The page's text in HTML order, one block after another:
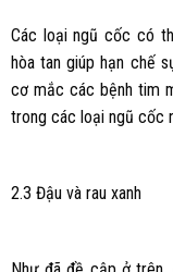
Các loại ngũ cốc có
hòa tan giúp hạn chế
cơ mắc các bệnh tim
trong các loại ngũ cốc
2.3 Đậu và rau xanh